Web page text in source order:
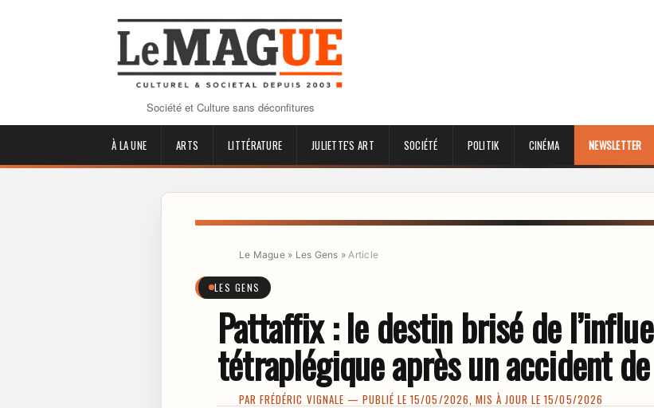
Société et Culture sans déconfitures
À LA UNE ARTS LITTÉRATURE JULIETTE'S ART SOCIÉTÉ POLITIK CINÉMA NEWSLETTER
Le Mague» Les Gens » Article
LES GENS
Pattaffix : le destin brisé de
tétraplégique après un accident
PARFRÉDÉRIC VIGNALE — PUBLIÉ LE 15/05/2026, MIS À JOUR LE 15/05/2026